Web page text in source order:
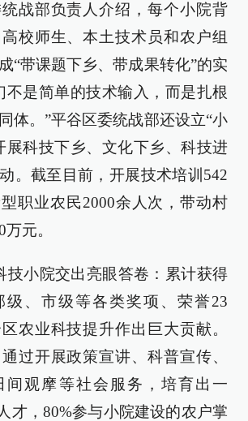
战部负责人介绍，每个小院背
校师生、本土技术员和农户组
“带课题下乡、带成果转化”的实
不是简单的技术输入，而是扎根
体。”平谷区委统战部还设立“小
展科技下乡、文化下乡、科技进
。截至目前，开展技术培训542
职业农民2000余人次，带动村
元。
技小院交出亮眼答卷：累计获得
级、市级等各类奖项、荣誉23
农业科技提升作出巨大贡献。
过开展政策宣讲、科普宣传、
间观摩等社会服务，培育出一
才，80%参与小院建设的农户掌